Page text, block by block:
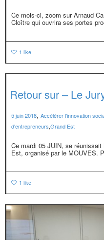
Ce mois-ci, zoom sur Arnaud
Cloître qui ouvrira ses portes
1 like
Retour sur – Le
5 juin 2018, Accélérer l'innovation
d'entrepreneurs,Grand Est
Ce mardi 05 JUIN, se
Est, organisé par le MOUVES.
1 like